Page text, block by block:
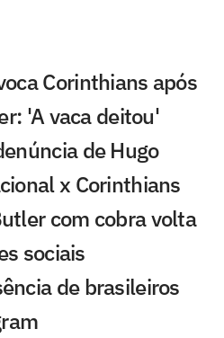
Corinthians após
'A vaca deitou'
de Hugo
x Corinthians
com cobra volta
sociais
de brasileiros